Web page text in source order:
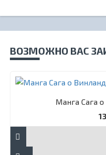
ВОЗМОЖНО ВАС
Манга Сага